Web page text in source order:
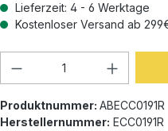
Lieferzeit: 4 - 6 Werktage
Kostenloser Versand ab
Produkt Anzahl:
Produktnummer: ABECC0191R
Herstellernummer: ECC0191R